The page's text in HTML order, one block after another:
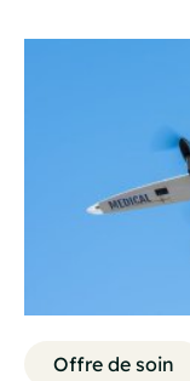
Offre de soin